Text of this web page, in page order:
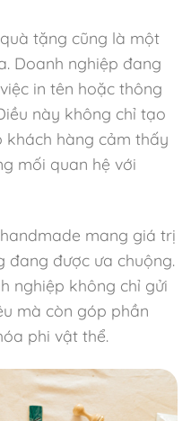
tặng cũng là một
Doanh nghiệp đang
in tên hoặc thông
này không chỉ tạo
khách hàng cảm thấy
mối quan hệ với
mang giá trị
đang được ưa chuộng.
nghiệp không chỉ gửi
mà còn góp phần
phi vật thể.